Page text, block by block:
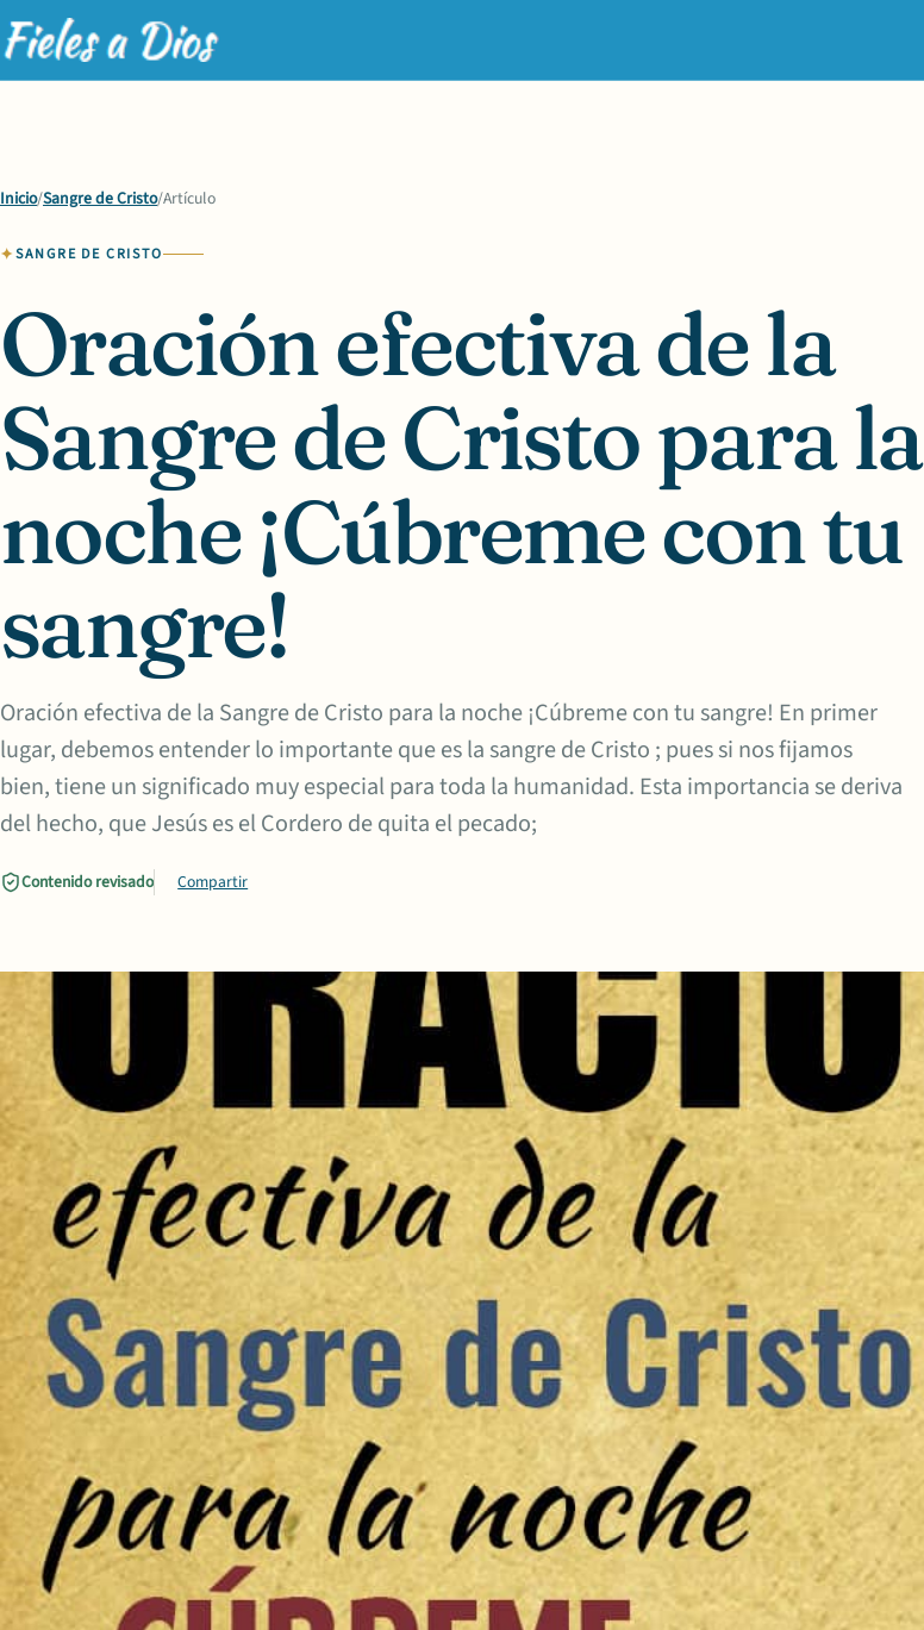
Inicio/Sangre de Cristo/Artículo
SANGRE DE CRISTO
Oración efectiva de la
Sangre de Cristo para la
noche ¡Cúbreme con tu
sangre!
Oración efectiva de la Sangre de Cristo para la noche ¡Cúbreme con tu sangre! En primer
lugar, debemos entender lo importante que es la sangre de Cristo ; pues si nos fijamos
bien, tiene un significado muy especial para toda la humanidad. Esta importancia se deriva
del hecho, que Jesús es el Cordero de quita el pecado;
Contenido revisado Compartir